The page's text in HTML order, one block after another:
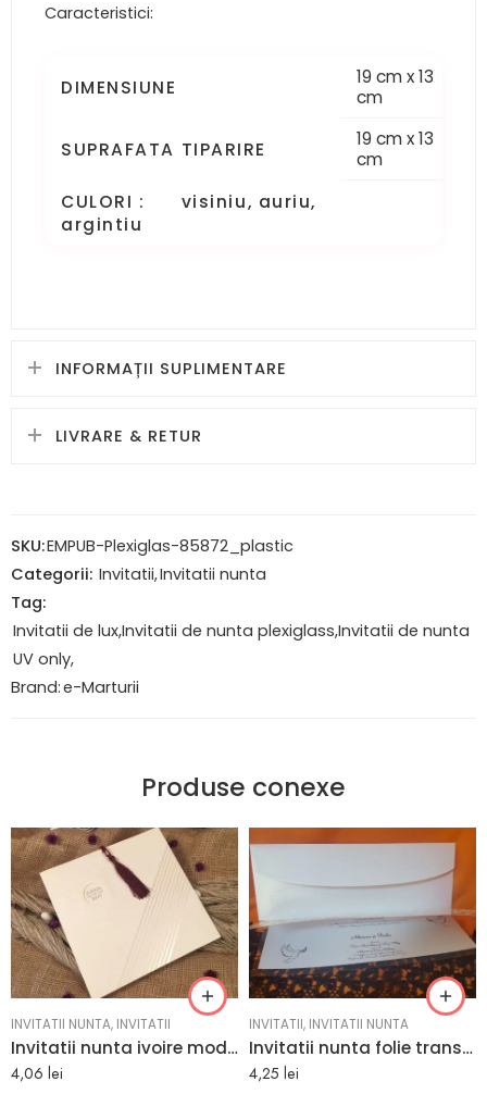
Caracteristici:
DIMENSIUNE
19 cm x 13
cm
SUPRAFATA TIPARIRE
19 cm x 13
cm
CULORI : visiniu, auriu,
argintiu
INFORMAȚII SUPLIMENTARE
LIVRARE & RETUR
SKU:EMPUB-Plexiglas-85872_plastic
Categorii: Invitatii,Invitatii nunta
Tag:
Invitatii de lux,Invitatii de nunta plexiglass,Invitatii de nunta
UV only,
Brand:e-Marturii
Produse conexe
INVITATII NUNTA, INVITATII
Invitatii nunta ivoire moderna cu linii argintii 19 x 18.9 cm
4,06 lei
INVITATII, INVITATII NUNTA
Invitatii nunta folie transparenta si model in relief 9 x 26.5 cm
4,25 lei